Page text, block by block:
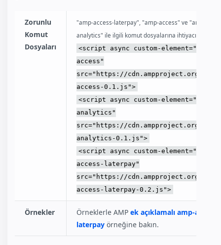
Zorunlu
Komut
Dosyaları
"amp-access-laterpay", "amp-access" ve "amp-
analytics" ile ilgili komut dosyalarına ihtiyacınız
<script async custom-element="amp-
access"
src="https://cdn.ampproject.org/v0/
access-0.1.js">
<script async custom-element="amp-
analytics"
src="https://cdn.ampproject.org/v0/
analytics-0.1.js">
<script async custom-element="amp-
access-laterpay"
src="https://cdn.ampproject.org/v0/
access-laterpay-0.2.js">
Örnekler Örneklerle AMP ek açıklamalı amp-access-
laterpay örneğine bakın.